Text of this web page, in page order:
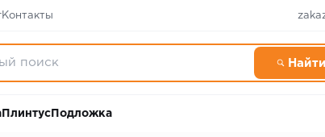
Контакты
Плинтус Подложка